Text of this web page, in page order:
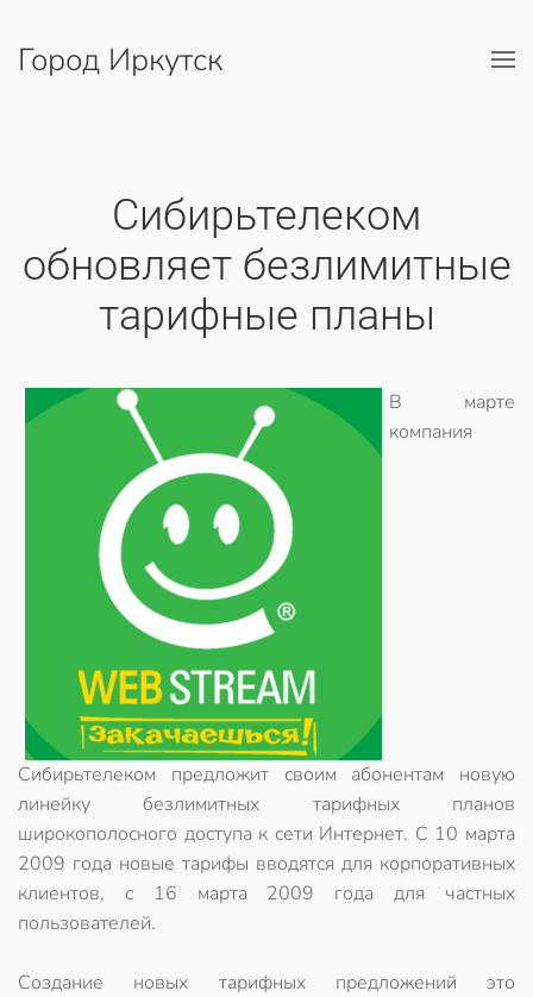
Перейти к содержимому
Город Иркутск
Сибирьтелеком
обновляет безлимитные
тарифные планы
В марте
компания
Сибирьтелеком предложит своим абонентам новую
линейку безлимитных тарифных планов
широкополосного доступа к сети Интернет. С 10 марта
2009 года новые тарифы вводятся для корпоративных
клиентов, с 16 марта 2009 года для частных
пользователей.
Создание новых тарифных предложений это